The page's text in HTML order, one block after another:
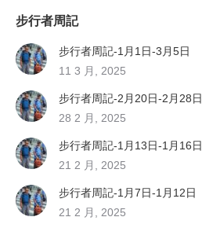
步行者周記
步行者周記-1月1日-3月5日
11 3 月, 2025
步行者周記-2月20日-2月28日
28 2 月, 2025
步行者周記-1月13日-1月16日
21 2 月, 2025
步行者周記-1月7日-1月12日
21 2 月, 2025